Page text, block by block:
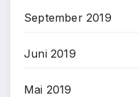
September 2019
Juni 2019
Mai 2019